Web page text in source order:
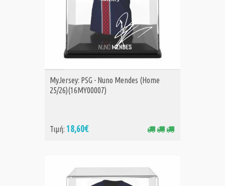
ΑΓΟΡΑ
MyJersey: PSG - Nuno Mendes (Home
25/26)(16MY00007)
Τιμή: 18,60€